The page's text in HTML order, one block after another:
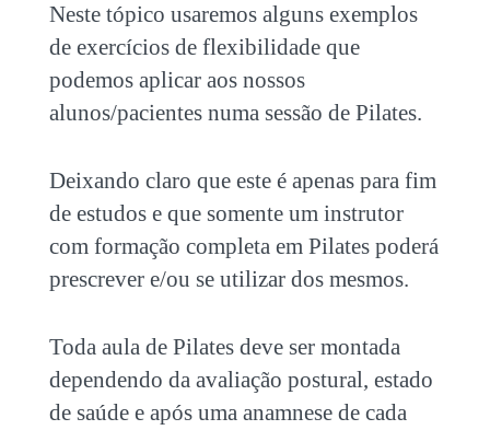
Neste tópico usaremos alguns exemplos
de exercícios de flexibilidade que
podemos aplicar aos nossos
alunos/pacientes numa sessão de Pilates.
Deixando claro que este é apenas para fim
de estudos e que somente um instrutor
com formação completa em Pilates poderá
prescrever e/ou se utilizar dos mesmos.
Toda aula de Pilates deve ser montada
dependendo da avaliação postural, estado
de saúde e após uma anamnese de cada